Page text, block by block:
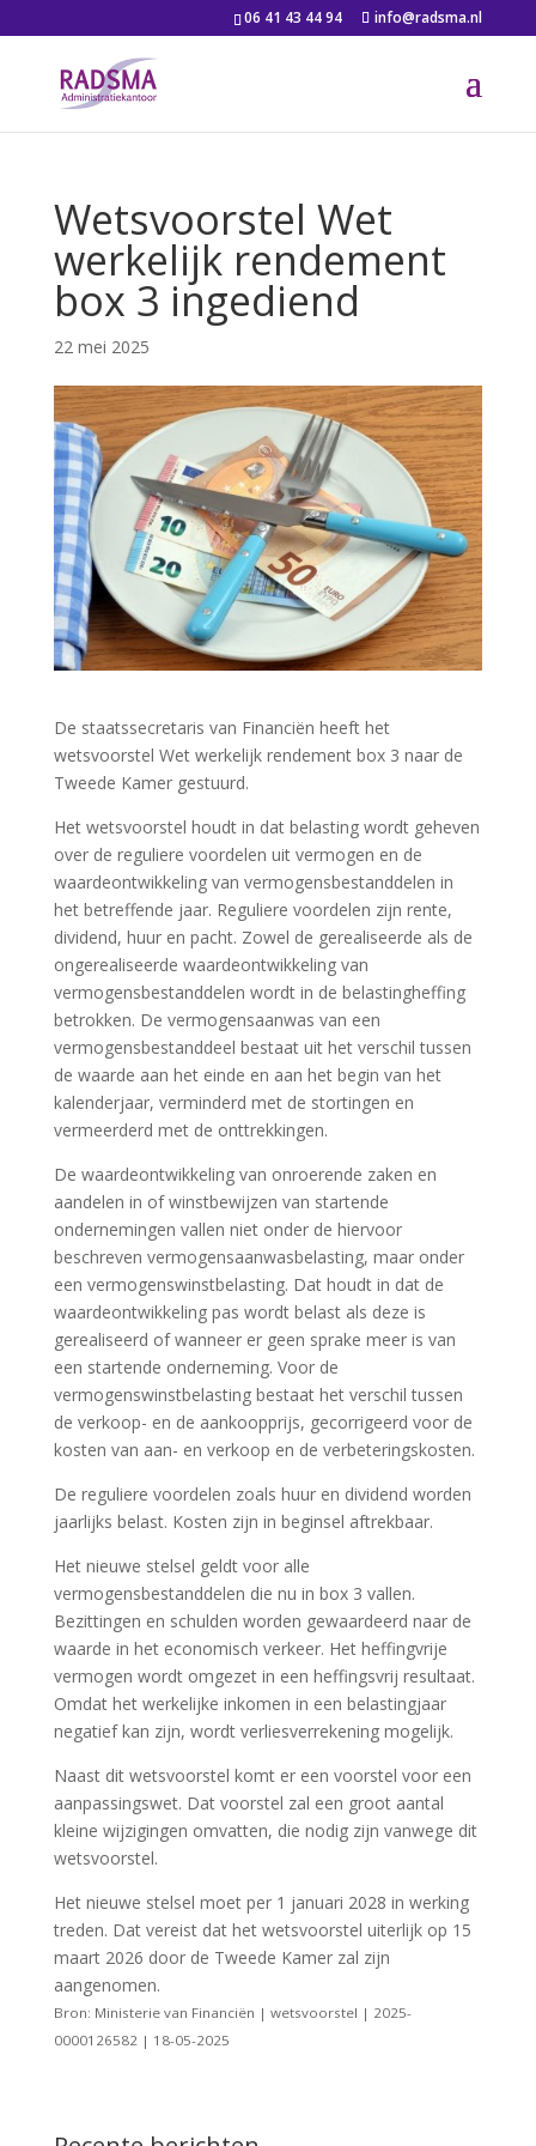
06 41 43 44 94 info@radsma.nl
Wetsvoorstel Wet
werkelijk rendement
box 3 ingediend
22 mei 2025
De staatssecretaris van Financiën heeft het
wetsvoorstel Wet werkelijk rendement box 3 naar de
Tweede Kamer gestuurd.
Het wetsvoorstel houdt in dat belasting wordt geheven
over de reguliere voordelen uit vermogen en de
waardeontwikkeling van vermogensbestanddelen in
het betreffende jaar. Reguliere voordelen zijn rente,
dividend, huur en pacht. Zowel de gerealiseerde als de
ongerealiseerde waardeontwikkeling van
vermogensbestanddelen wordt in de belastingheffing
betrokken. De vermogensaanwas van een
vermogensbestanddeel bestaat uit het verschil tussen
de waarde aan het einde en aan het begin van het
kalenderjaar, verminderd met de stortingen en
vermeerderd met de onttrekkingen.
De waardeontwikkeling van onroerende zaken en
aandelen in of winstbewijzen van startende
ondernemingen vallen niet onder de hiervoor
beschreven vermogensaanwasbelasting, maar onder
een vermogenswinstbelasting. Dat houdt in dat de
waardeontwikkeling pas wordt belast als deze is
gerealiseerd of wanneer er geen sprake meer is van
een startende onderneming. Voor de
vermogenswinstbelasting bestaat het verschil tussen
de verkoop- en de aankoopprijs, gecorrigeerd voor de
kosten van aan- en verkoop en de verbeteringskosten.
De reguliere voordelen zoals huur en dividend worden
jaarlijks belast. Kosten zijn in beginsel aftrekbaar.
Het nieuwe stelsel geldt voor alle
vermogensbestanddelen die nu in box 3 vallen.
Bezittingen en schulden worden gewaardeerd naar de
waarde in het economisch verkeer. Het heffingvrije
vermogen wordt omgezet in een heffingsvrij resultaat.
Omdat het werkelijke inkomen in een belastingjaar
negatief kan zijn, wordt verliesverrekening mogelijk.
Naast dit wetsvoorstel komt er een voorstel voor een
aanpassingswet. Dat voorstel zal een groot aantal
kleine wijzigingen omvatten, die nodig zijn vanwege dit
wetsvoorstel.
Het nieuwe stelsel moet per 1 januari 2028 in werking
treden. Dat vereist dat het wetsvoorstel uiterlijk op 15
maart 2026 door de Tweede Kamer zal zijn
aangenomen.
Bron: Ministerie van Financiën | wetsvoorstel | 2025-
0000126582 | 18-05-2025